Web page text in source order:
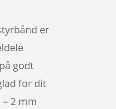
er
godt
for dit
2 mm